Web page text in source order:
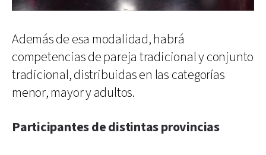
Además de esa modalidad, habrá
competencias de pareja tradicional y conjunto
tradicional, distribuidas en las categorías
menor, mayor y adultos.
Participantes de distintas provincias